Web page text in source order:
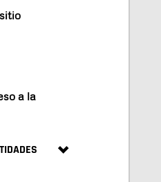
a la